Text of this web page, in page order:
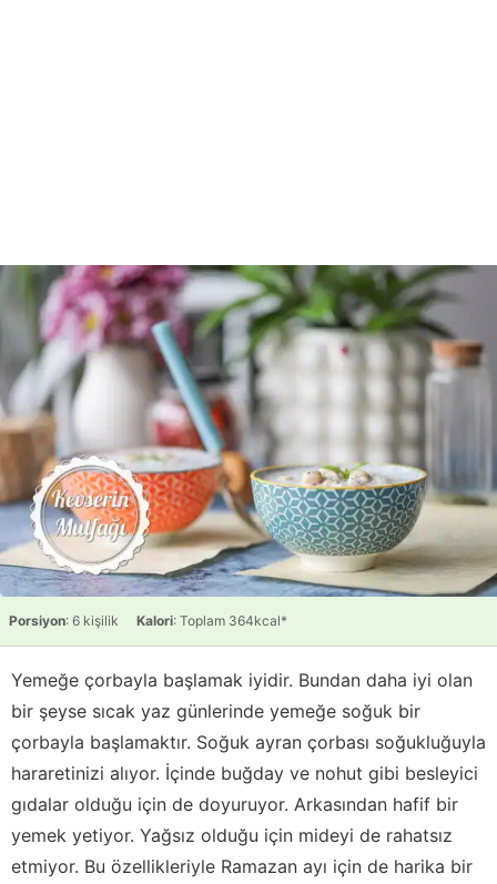
Porsiyon: 6 kişilik Kalori: Toplam 364kcal*
Yemeğe çorbayla başlamak iyidir. Bundan daha iyi olan
bir şeyse sıcak yaz günlerinde yemeğe soğuk bir
çorbayla başlamaktır. Soğuk ayran çorbası soğukluğuyla
hararetinizi alıyor. İçinde buğday ve nohut gibi besleyici
gıdalar olduğu için de doyuruyor. Arkasından hafif bir
yemek yetiyor. Yağsız olduğu için mideyi de rahatsız
etmiyor. Bu özellikleriyle Ramazan ayı için de harika bir